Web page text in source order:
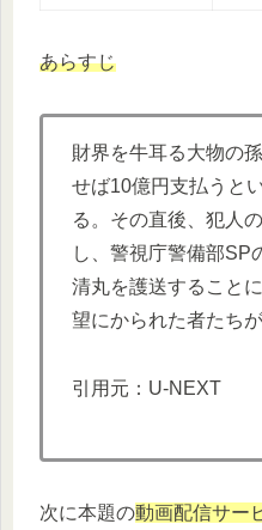
あらすじ
財界を牛耳る大物の
せば10億円支払うと
る。その直後、犯人
し、警視庁警備部SP
清丸を護送すること
望にかられた者たち
引用元：U-NEXT
次に本題の動画配信サー